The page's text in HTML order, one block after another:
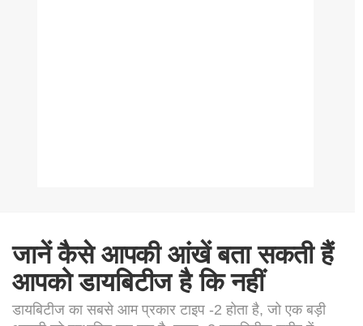
जानें कैसे आपकी आंखें बता सकती हैं
आपको डायबिटीज है कि नहीं
डायबिटीज का सबसे आम प्रकार टाइप -2 होता है, जो एक बड़ी